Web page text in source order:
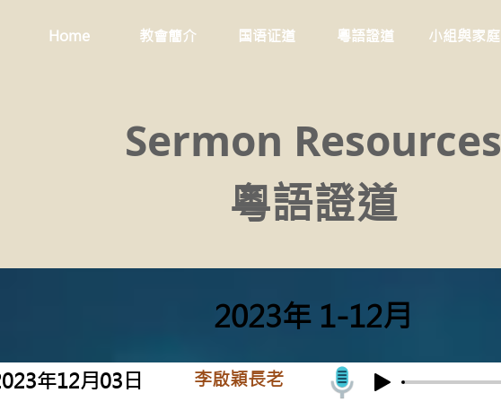
Home 教會簡介 国语证道 粵語證道 小組與家庭
Sermon Resources
粵語證道
2023年 1-12月
年12月03日 李啟穎長老